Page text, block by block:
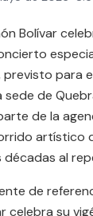
Bolívar
previsto para
de
de la
artístico
al
de
celebra su